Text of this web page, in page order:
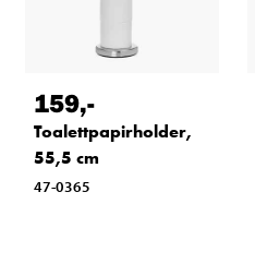
159,-
Toalettpapirholder,
55,5 cm
47-0365